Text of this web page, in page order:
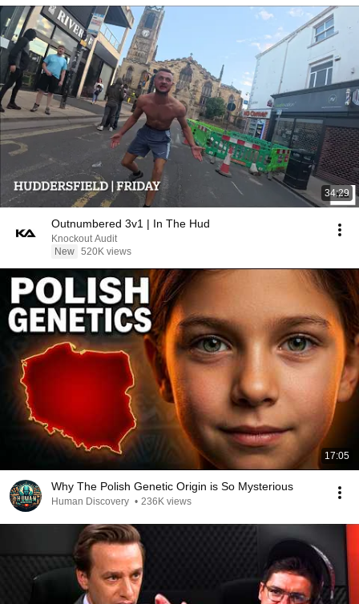
34:29
Outnumbered 3v1 | In The Hud
Knockout Audit
New 520K views
17:05
Why The Polish Genetic Origin is So Mysterious
Human Discovery • 236K views